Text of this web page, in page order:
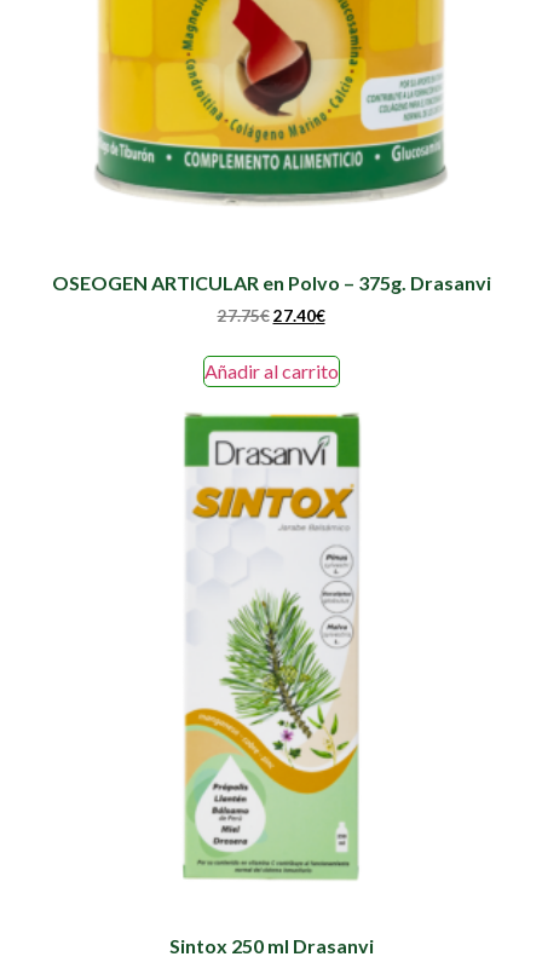
OSEOGEN ARTICULAR en Polvo – 375g. Drasanvi
27.75€ 27.40€
Añadir al carrito
Sintox 250 ml Drasanvi